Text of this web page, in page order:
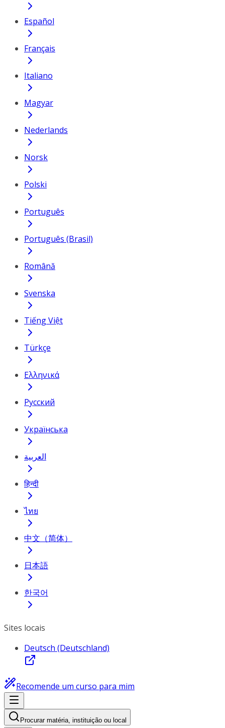
Español
Français
Italiano
Magyar
Nederlands
Norsk
Polski
Português
Português (Brasil)
Română
Svenska
Tiếng Việt
Türkçe
Ελληνικά
Русский
Українська
العربية
हिन्दी
ไทย
中文（简体）
日本語
한국어
Sites locais
Deutsch (Deutschland)
Recomende um curso para mim
Procurar matéria, instituição ou local